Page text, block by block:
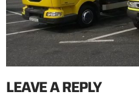
LEAVE A REPLY